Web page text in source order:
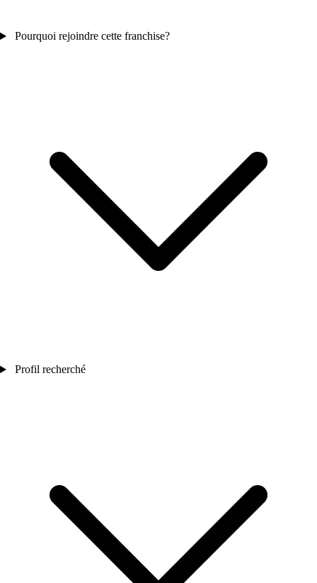
Pourquoi rejoindre cette franchise?
Profil recherché